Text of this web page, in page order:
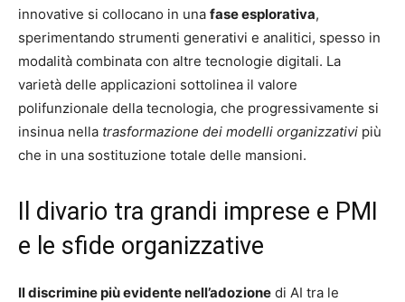
innovative si collocano in una fase esplorativa,
sperimentando strumenti generativi e analitici, spesso in
modalità combinata con altre tecnologie digitali. La
varietà delle applicazioni sottolinea il valore
polifunzionale della tecnologia, che progressivamente si
insinua nella trasformazione dei modelli organizzativi più
che in una sostituzione totale delle mansioni.
Il divario tra grandi imprese e PMI
e le sfide organizzative
Il discrimine più evidente nell’adozione di AI tra le